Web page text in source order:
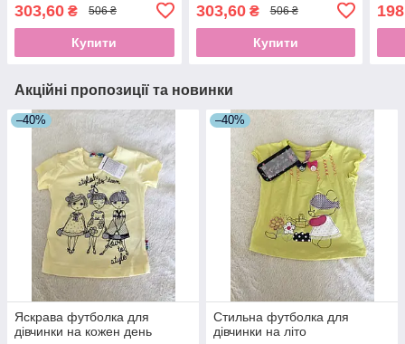
303,60 ₴ 506 ₴
Купити
303,60₴ 506 ₴
Купити
198
Акційні пропозиції та новинки
–40%
Яскрава футболка для
дівчинки на кожен день
–40%
Стильна футболка для
дівчинки на літо